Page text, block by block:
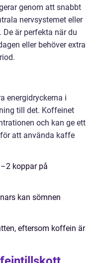
genom att snabbt
nervsystemet eller
är perfekta när du
eller behöver extra
energidryckerna i
till det. Koffeinet
och kan ge ett
att använda kaffe
koppar på
kan sömnen
eftersom koffein är